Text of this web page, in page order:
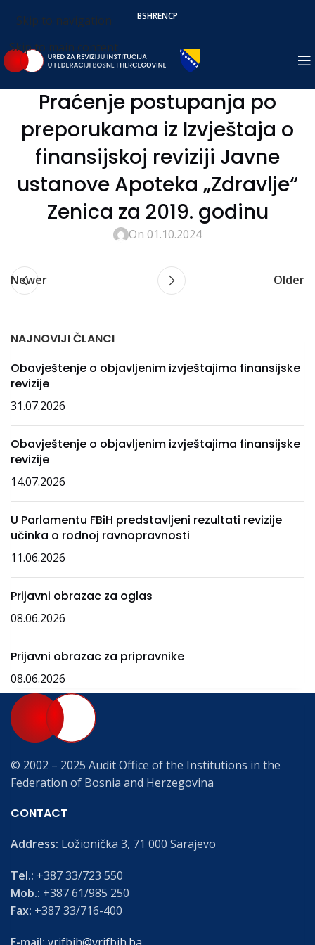
Skip to navigation
Skip to main content
BSHRENСР
Praćenje postupanja po
preporukama iz Izvještaja o
finansijskoj reviziji Javne
ustanove Apoteka „Zdravlje“
Zenica za 2019. godinu
On 01.10.2024
Newer Older
NAJNOVIJI ČLANCI
Obavještenje o objavljenim izvještajima finansijske
revizije
31.07.2026
Obavještenje o objavljenim izvještajima finansijske
revizije
14.07.2026
U Parlamentu FBiH predstavljeni rezultati revizije
učinka o rodnoj ravnopravnosti
11.06.2026
Prijavni obrazac za oglas
08.06.2026
Prijavni obrazac za pripravnike
08.06.2026
© 2002 – 2025 Audit Office of the Institutions in the
Federation of Bosnia and Herzegovina
CONTACT
Address: Ložionička 3, 71 000 Sarajevo
Tel.: +387 33/723 550
Mob.: +387 61/985 250
Fax: +387 33/716-400
E-mail: vrifbih@vrifbih.ba